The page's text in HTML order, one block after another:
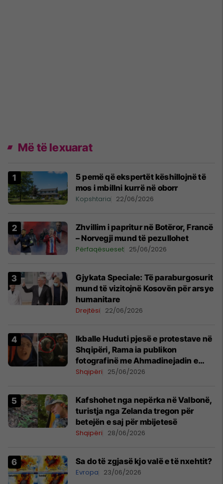
Më të lexuarat
5 pemë që ekspertët këshillojnë të
mos i mbillni kurrë në oborr
Kopshtaria 22/06/2026
Zhvillim i papritur në Botëror, Francë
– Norvegji mund të pezullohet
Përfaqësueset 25/06/2026
​Gjykata Speciale: Të paraburgosurit
mund të vizitojnë Kosovën për arsye
humanitare
Drejtësi 22/06/2026
Ikballe Huduti pjesë e protestave në
Shqipëri, Rama ia publikon
fotografinë me Ahmadinejadin e
Iranit
Shqipëri 25/06/2026
Kafshohet nga nepërka në Valbonë,
turistja nga Zelanda tregon për
betejën e saj për mbijetesë
Shqipëri 28/06/2026
Sa do të zgjasë kjo valë e të nxehtit?
Evropa 23/06/2026